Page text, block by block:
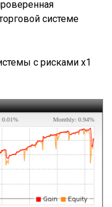
системе
с рисками х1